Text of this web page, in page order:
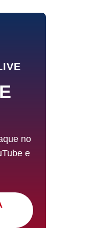
no
e